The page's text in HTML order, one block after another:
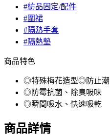
#紡品固定/配件
#圍裙
#隔熱手套
#隔熱墊
商品特色
◎特殊梅花造型◎防止潮
◎防霉抗菌、除臭吸味
◎瞬間吸水、快速吸乾
商品詳情